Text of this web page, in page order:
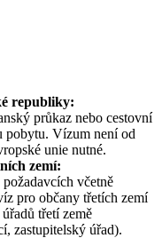
republiky:
průkaz nebo cestovní
pobytu. Vízum není od
unie nutné.
zemí:
včetně
pro občany třetích zemí
třetí země
zastupitelský úřad).